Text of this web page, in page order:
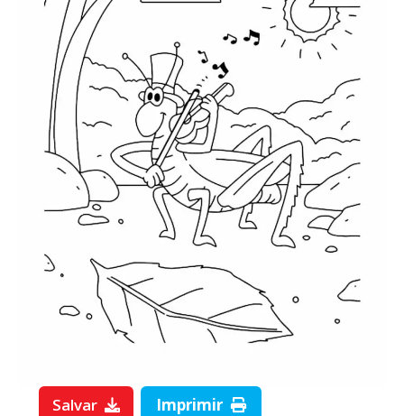
Salvar Imprimir